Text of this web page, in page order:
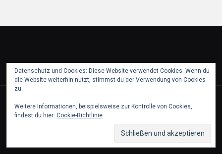
© 2018 puch partie pfaffstaetten. All Rights Reserved.
Partner
Kontakt & Impressum
Datenschutz und Cookies: Diese Website verwendet Cookies. Wenn du
die Website weiterhin nutzt, stimmst du der Verwendung von Cookies
zu.
Weitere Informationen, beispielsweise zur Kontrolle von Cookies,
findest du hier: Cookie-Richtlinie